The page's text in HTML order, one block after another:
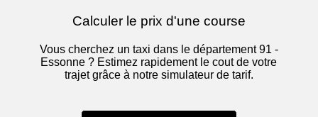
Calculer le prix d'une course
Vous cherchez un taxi dans le département 91 -
Essonne ? Estimez rapidement le cout de votre
trajet grâce à notre simulateur de tarif.